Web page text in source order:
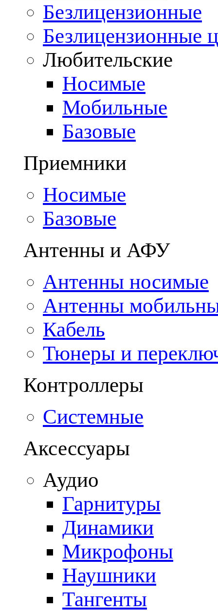
Безлицензионные
Безлицензионные
Любительские
Носимые
Мобильные
Базовые
Приемники
Носимые
Базовые
Антенны и АФУ
Антенны носимые
Антенны
Кабель
Тюнеры и
Контроллеры
Системные
Аксессуары
Аудио
Гарнитуры
Динамики
Микрофоны
Наушники
Тангенты